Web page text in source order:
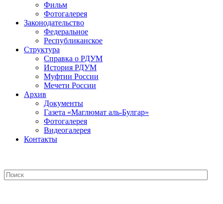
Фильм
Фотогалерея
Законодательство
Федеральное
Республиканское
Структура
Справка о РДУМ
История РДУМ
Муфтии России
Мечети России
Архив
Документы
Газета «Маглюмат аль-Булгар»
Фотогалерея
Видеогалерея
Контакты